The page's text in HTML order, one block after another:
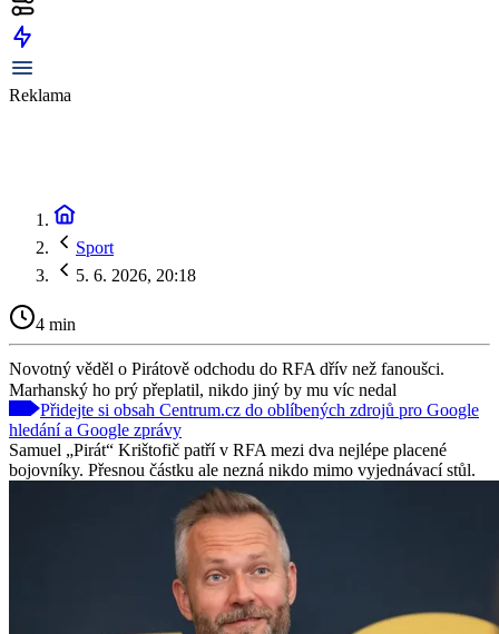
Reklama
Sport
5. 6. 2026, 20:18
4 min
Novotný věděl o Pirátově odchodu do RFA dřív než fanoušci.
Marhanský ho prý přeplatil, nikdo jiný by mu víc nedal
Přidejte si obsah Centrum.cz do oblíbených zdrojů pro Google
hledání a Google zprávy
Samuel „Pirát“ Krištofič patří v RFA mezi dva nejlépe placené
bojovníky. Přesnou částku ale nezná nikdo mimo vyjednávací stůl.